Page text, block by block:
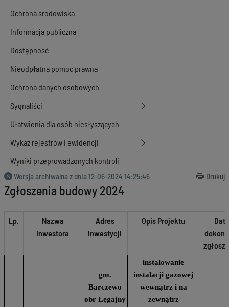
Ochrona środowiska
Informacja publiczna
Dostępność
Nieodpłatna pomoc prawna
Ochrona danych osobowych
Sygnaliści
Ułatwienia dla osób niesłyszących
Wykaz rejestrów i ewidencji
Wyniki przeprowadzonych kontroli
Wersja archiwalna z dnia 12-06-2024 14:25:46 Drukuj
Zgłoszenia budowy 2024
Lp.
Nazwa
inwestora
Adres
inwestycji
Opis Projektu
Data
gm.
Barczewo
obr Łęgajny
instalowanie
instalacji gazowej
wewnątrz i na
zewnątrz